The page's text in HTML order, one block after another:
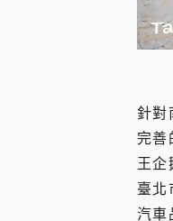
針
完善
王
臺
汽車